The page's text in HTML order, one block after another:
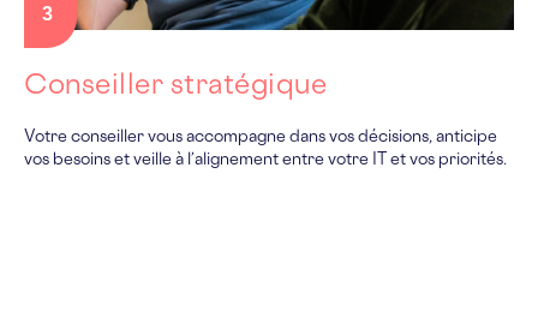
3
Conseiller stratégique
Votre conseiller vous accompagne dans vos décisions, anticipe
vos besoins et veille à l’alignement entre votre IT et vos priorités.